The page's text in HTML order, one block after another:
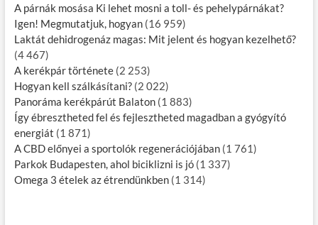
A párnák mosása Ki lehet mosni a toll- és pehelypárnákat?
Igen! Megmutatjuk, hogyan (16 959)
Laktát dehidrogenáz magas: Mit jelent és hogyan kezelhető?
(4 467)
A kerékpár története (2 253)
Hogyan kell szálkásítani? (2 022)
Panoráma kerékpárút Balaton (1 883)
Így ébresztheted fel és fejlesztheted magadban a gyógyító
energiát (1 871)
A CBD előnyei a sportolók regenerációjában (1 761)
Parkok Budapesten, ahol biciklizni is jó (1 337)
Omega 3 ételek az étrendünkben (1 314)